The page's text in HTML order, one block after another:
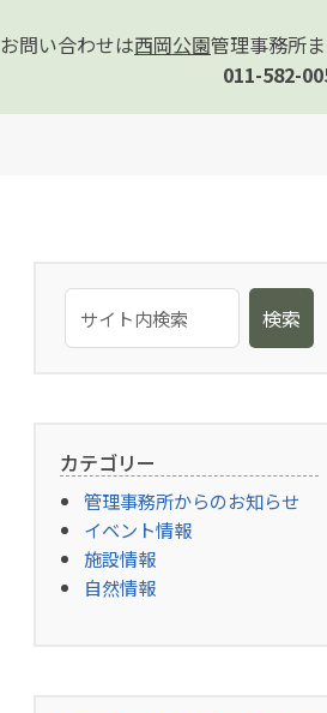
お問い合わせは西岡公園管理事務所
011-582-
検索
カテゴリー
管理事務所からのお知らせ
イベント情報
施設情報
自然情報